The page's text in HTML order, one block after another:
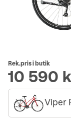
Rek.pris i butik
10 590
Viper